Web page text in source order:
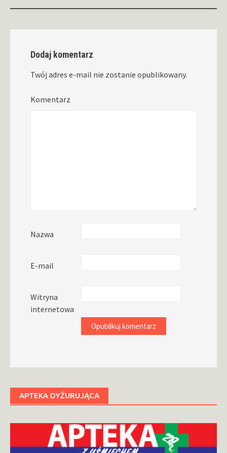
Dodaj komentarz
Twój adres e-mail nie zostanie opublikowany.
Komentarz
Nazwa
E-mail
Witryna
internetowa
APTEKA DYŻURUJĄCA